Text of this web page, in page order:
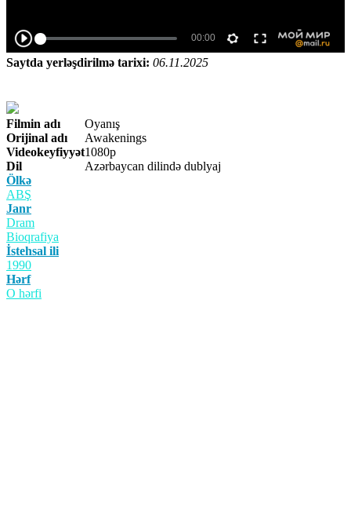
Saytda yerləşdirilmə tarixi: 06.11.2025
Filmin adı
Oyanış
Orijinal adı
Awakenings
Videokeyfiyyət1080p
Dil
Azərbaycan dilində dublyaj
Ölkə
ABŞ
Janr
Dram
Bioqrafiya
İstehsal ili
1990
Hərf
O hərfi